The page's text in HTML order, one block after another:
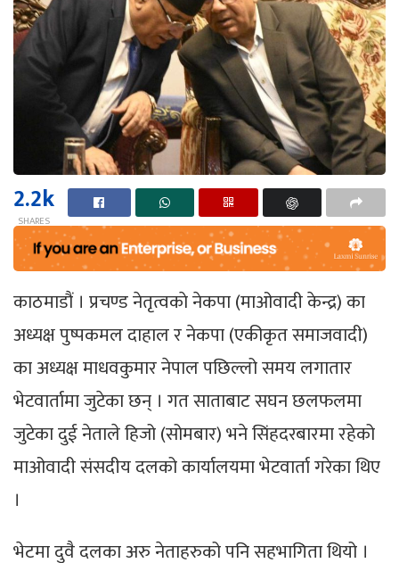
2.2k
SHARES
काठमाडौं । प्रचण्ड नेतृत्वकाे नेकपा (माओवादी केन्द्र) का
अध्यक्ष पुष्पकमल दाहाल र नेकपा (एकीकृत समाजवादी)
का अध्यक्ष माधवकुमार नेपाल पछिल्लो समय लगातार
भेटवार्तामा जुटेका छन् । गत साताबाट सघन छलफलमा
जुटेका दुई नेताले हिजो (सोमबार) भने सिंहदरबारमा रहेको
माओवादी संसदीय दलको कार्यालयमा भेटवार्ता गरेका थिए
।
भेटमा दुवै दलका अरु नेताहरुको पनि सहभागिता थियो ।